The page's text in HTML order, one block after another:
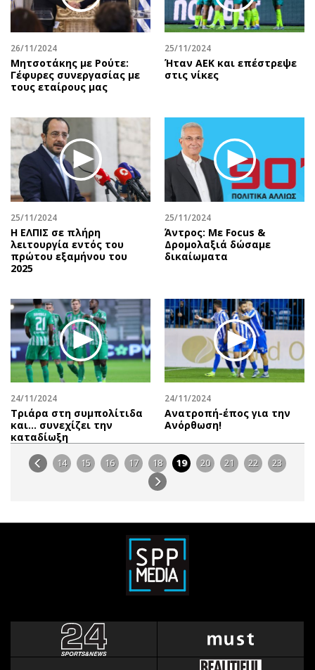
26/11/2024
Μητσοτάκης με Ρούτε:
Γέφυρες συνεργασίας με
τους εταίρους μας
25/11/2024
Ήταν ΑΕΚ και επέστρεψε
στις νίκες
25/11/2024
Η ΕΛΠΙΣ σε πλήρη
λειτουργία εντός του
πρώτου εξαμήνου του
2025
25/11/2024
Άντρος: Με Focus &
Δρομολαξιά δώσαμε
δικαίωματα
24/11/2024
Τριάρα στη συμπολίτιδα
και… συνεχίζει την
καταδίωξη
24/11/2024
Ανατροπή-έπος για την
Ανόρθωση!
14 15 16 17 18 19 20 21 22 23